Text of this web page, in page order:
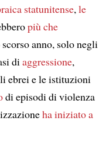
statunitense,le
più che
anno, solo negli
diaggressione,
ebrei e le istituzioni
di episodi di violenza
ha iniziato a